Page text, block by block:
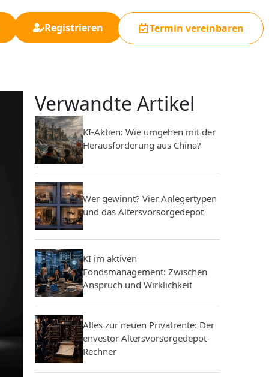
Registrieren Termin vereinbaren
Verwandte Artikel
KI-Aktien: Wie umgehen mit der
Herausforderung aus China?
Wer gewinnt? Vier Anlegertypen
und das Altersvorsorgedepot
KI im aktiven
Fondsmanagement: Zwischen
Anspruch und Wirklichkeit
Alles zur neuen Privatrente: Der
envestor Altersvorsorgedepot-
Rechner